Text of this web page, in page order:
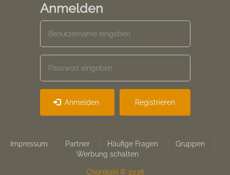
Anmelden
Anmelden Registrieren
Footer
Impressum Partner Häufige Fragen
Gruppen
Werbung schalten
Choretaki © 2026